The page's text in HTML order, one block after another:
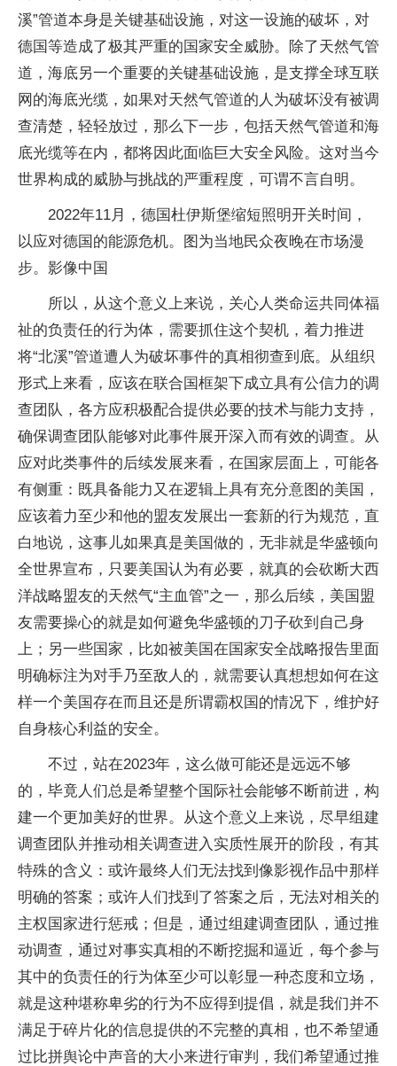
溪”管道本身是关键基础设施，对这一设施的破坏，对
德国等造成了极其严重的国家安全威胁。除了天然气管
道，海底另一个重要的关键基础设施，是支撑全球互联
网的海底光缆，如果对天然气管道的人为破坏没有被调
查清楚，轻轻放过，那么下一步，包括天然气管道和海
底光缆等在内，都将因此面临巨大安全风险。这对当今
世界构成的威胁与挑战的严重程度，可谓不言自明。
2022年11月，德国杜伊斯堡缩短照明开关时间，
以应对德国的能源危机。图为当地民众夜晚在市场漫
步。影像中国
所以，从这个意义上来说，关心人类命运共同体福
祉的负责任的行为体，需要抓住这个契机，着力推进
将“北溪”管道遭人为破坏事件的真相彻查到底。从组织
形式上来看，应该在联合国框架下成立具有公信力的调
查团队，各方应积极配合提供必要的技术与能力支持，
确保调查团队能够对此事件展开深入而有效的调查。从
应对此类事件的后续发展来看，在国家层面上，可能各
有侧重：既具备能力又在逻辑上具有充分意图的美国，
应该着力至少和他的盟友发展出一套新的行为规范，直
白地说，这事儿如果真是美国做的，无非就是华盛顿向
全世界宣布，只要美国认为有必要，就真的会砍断大西
洋战略盟友的天然气“主血管”之一，那么后续，美国盟
友需要操心的就是如何避免华盛顿的刀子砍到自己身
上；另一些国家，比如被美国在国家安全战略报告里面
明确标注为对手乃至敌人的，就需要认真想想如何在这
样一个美国存在而且还是所谓霸权国的情况下，维护好
自身核心利益的安全。
不过，站在2023年，这么做可能还是远远不够
的，毕竟人们总是希望整个国际社会能够不断前进，构
建一个更加美好的世界。从这个意义上来说，尽早组建
调查团队并推动相关调查进入实质性展开的阶段，有其
特殊的含义：或许最终人们无法找到像影视作品中那样
明确的答案；或许人们找到了答案之后，无法对相关的
主权国家进行惩戒；但是，通过组建调查团队，通过推
动调查，通过对事实真相的不断挖掘和逼近，每个参与
其中的负责任的行为体至少可以彰显一种态度和立场，
就是这种堪称卑劣的行为不应得到提倡，就是我们并不
满足于碎片化的信息提供的不完整的真相，也不希望通
过比拼舆论中声音的大小来进行审判，我们希望通过推